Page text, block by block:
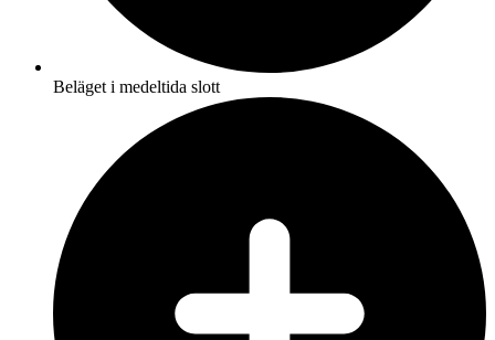
Beläget i medeltida slott